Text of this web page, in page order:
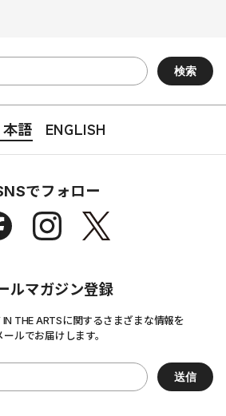
本語 ENGLISH
でフォロー
ルマガジン登録
IN THE ARTSに関するさまざまな情報を
ールでお届けします。